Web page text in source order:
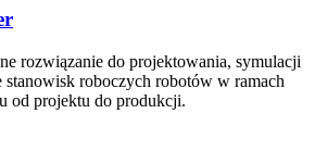
rozwiązanie do projektowania, symulacji
roboczych robotów w ramach
od projektu do produkcji.